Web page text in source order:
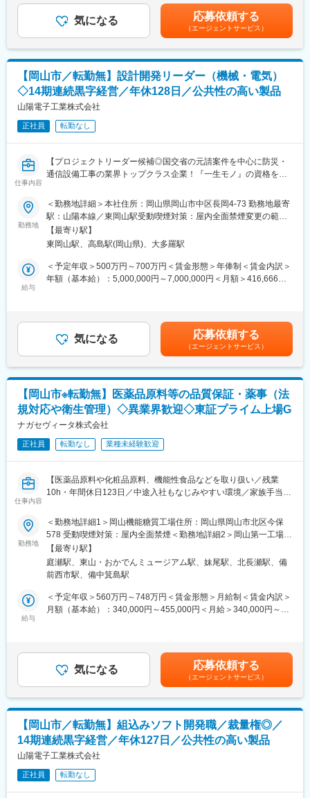
大手美容メーカーだから実現できる！
1）チーフ（店長）やエリアマネージャー、ブランド責任者のよう
なマネジメントを目指せます
2）ピアスグループ内の様々な美容ブランドへ異動して新たな職種
にチャレンジできます
3）本社で人事・製品プロモーション・マーケティングなどに携わ
れるチャンスもあります
■就業環境：
・奨学金代理返済制度あり
・受付での患者様対応、電話応対、予約管理
・医療事務業務全般（レセプト作成、診療報酬請求、カルテ管
・クラーク業務（診療サポート、診療記録入力、資料作成等）
・物療機器の準備・操作補助（電気治療など）
・簡単な体操やリハビリ指導の補助
・院内の事務業務や備品管理などの庶務業務
・その他、組織運営に関わる事務全般
■組織構成
子育て世代からベテランまで幅広いスタッフが活躍しており、お
互いにフォローし合う協力的な環境です。
マルチタスクにチャレンジでき、幅広いスキルが身につきます。
休暇取得も柔軟で、家庭やプライベートと両立可能です。日勤の
み・当番制なしのため、安定した働き方が実現できます。
入社後はOJTや先輩社員によるサポートがあり、未経験業務も段
階的に習得できます。
■想定されるキャリアパス
経験を積むことで医療事務スペシャリストやリーダー等、院内で
の役割拡大やキャリアアップが可能です。
■企業の特徴/魅力
「リハビリテーションで未来を支える」を理念に掲げ、患者様の
回復・自立・社会参加を全面的にサポート。自己実現やチームワ
ークを大切にし、個々の希望や働き方に寄り添う風土がありま
変更の範囲：会社の定める業務
目安の金額であり、選考を通じて上下する可能性があります。月
給(月額)は固定手当を含めた表記です。
気になる 応募依頼する
（エージェントサービス）
【岡山市／転勤無】設計開発リーダー（機械・電気）
◇14期連続黒字経営／年休128日／公共性の高い製品
山陽電子工業株式会社
正社員 転勤なし
仕事内容
【プロジェクトリーダー候補◎国交省の元請案件を中心に防災・
通信設備工事の業界トップクラス企業！『一生モノ』の資格を会
■業務内容：
大学と共同開発した医療・産業向けガス発生装置や某大手企業と
共同開発した血液浄化装置、各種放送関連機器等当社製品の電
気・メカ・ソフト開発全体を管理するプレイングリーダーの募集
です。
当社が自社開発を手がける放送通信機器、医療・産業向けガス発
【リーダー業務】
・各設計部門の開発タスク管理
【入社の流れ】
入社後は、技術部長や先輩社員と一緒に開発を行い、徐々に一人
立ちできるよう、しっかりとサポートします。
未経験分野であっても基礎からじっくり学べる為、安心して業務
に取り組めます。
【取扱製品】
耐雷関連製品、局舎、放送関連製品、産業用ガス分離製品、省エ
ネ・省資源関連製品、医療用機器・福祉機器を取り扱っていま
■働く魅力・環境：
・活気のある社風でワークライフバランスも◎
・自社にてオールインワンで製品開発に携われるやりがいがあり
ます。
・自社ブランドの完成品を手掛けられます。顧客オーダーの際
醐味があります。
・盤石な経営基盤のもと、スキルを更に磨きながら腰を据えて働
1963年の創業以来、60年以上の歴史を誇り、通信・メカトロ・医
療・産業用機器（ガス分離装置等）など数多くの分野に事業展開
する岡山県発の独立系メーカーです。
もともとは地元山陽放送（TBS系列）の基地局工事などの公共工
事からスタートしており、設立当初は放送局設備機器の設計・製
作・施工を手掛けていました。
現在では放送分野だけではなく、医療用酸素濃縮装置や産業用ガ
ス発生装置などのガス分離装置といった製品も手掛けています。
またグループとしては、高周波無線のスペシャリスト集団／アイ
電子株式会社とともに、時代のニーズに合わせて開発領域
勤務地
＜勤務地詳細＞本社住所：岡山県岡山市中区長岡4-73 勤務地最寄
駅：山陽本線／東岡山駅受動喫煙対策：屋内全面禁煙変更の範
囲：無
【最寄り駅】
東岡山駅、高島駅(岡山県)、大多羅駅
給与
＜予定年収＞500万円～700万円＜賃金形態＞年俸制＜賃金内訳＞
年額（基本給）：5,000,000円～7,000,000円＜月額＞416,666円
ますので、リアルタイムな昇給UPを目指すことができます。賃金
はあくまでも目安の金額であり、選考を通じて上下する可能性が
あります。月給(月額)は固定手当を含めた表記です。
気になる 応募依頼する
（エージェントサービス）
【岡山市※転勤無】医薬品原料等の品質保証・薬事（法
規対応や衛生管理）◇異業界歓迎◇東証プライム上場G
ナガセヴィータ株式会社
正社員 転勤なし 業種未経験歓迎
仕事内容
【医薬品原料や化粧品原料、機能性食品などを取り扱い／残業
10h・年間休日123日／中途入社もなじみやすい環境／家族手当、
■業務概要
NAGASEグループのヘルスケア戦略の一環として機能しており、
医薬品・機能性食品・化粧品原料の国内外における薬事申請や品
質保証を担っています。
医薬品添加剤（トレハロースなど）や医薬品原料の製造・販売に
伴う薬事申請、CMC（化学・製造・品質管理）薬事、海外向けの
規制対応などを担当しています。
■具体的には
・薬機法、食品衛生法等関連法規に基づく運用及びその確認
■配属組織
品質保証部門（35名）
中途入社の方も多く馴染みやすい環境です。
■福利厚生、働き方
年間休日123日、土日祝休み、転勤なし。岡山で腰を据えて働け
勤務地
＜勤務地詳細1＞岡山機能糖質工場住所：岡山県岡山市北区今保
578 受動喫煙対策：屋内全面禁煙＜勤務地詳細2＞岡山第一工場
桑野作業場住所：岡山県岡山市中区桑野525-113 受動喫煙対策：
屋内全面禁煙＜勤務地詳細3＞藤田製剤工場住所：岡山県岡山市南
区藤田564-230 受動喫煙対策：屋内全面禁煙変更の範囲：会社の
【最寄り駅】
庭瀬駅、東山・おかでんミュージアム駅、妹尾駅、北長瀬駅、備
前西市駅、備中箕島駅
給与
＜予定年収＞560万円～748万円＜賃金形態＞月給制＜賃金内訳＞
月額（基本給）：340,000円～455,000円＜月給＞340,000円～
支給■各種手当：別途支給賃金はあくまでも目安の金額であり、選
考を通じて上下する可能性があります。月給(月額)は固定手当を含
めた表記です。
気になる 応募依頼する
（エージェントサービス）
【岡山市／転勤無】組込みソフト開発職／裁量権◎／
14期連続黒字経営／年休127日／公共性の高い製品
山陽電子工業株式会社
正社員 転勤なし